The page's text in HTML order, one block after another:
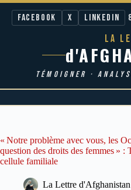
Facebook X LinkedIn
LA
TÉMOIGNER ·
« Notre problème avec vous, les
question des droits des femmes » :
cellule familiale
La Lettre d'Afghanistan